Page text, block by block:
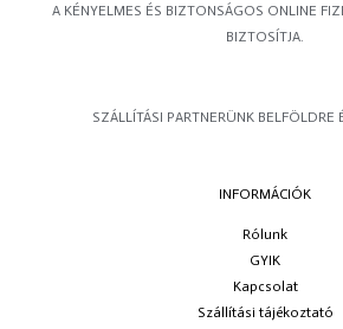
A KÉNYELMES ÉS BIZTONSÁGOS ONLINE
BIZTOSÍTJA.
SZÁLLÍTÁSI PARTNERÜNK BELFÖLDRE
INFORMÁCIÓK
Rólunk
GYIK
Kapcsolat
Szállítási tájékoztató